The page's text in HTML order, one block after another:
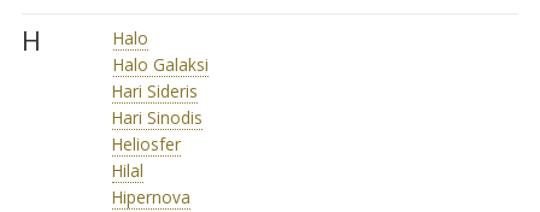
H
Halo
Halo Galaksi
Hari Sideris
Hari Sinodis
Heliosfer
Hilal
Hipernova